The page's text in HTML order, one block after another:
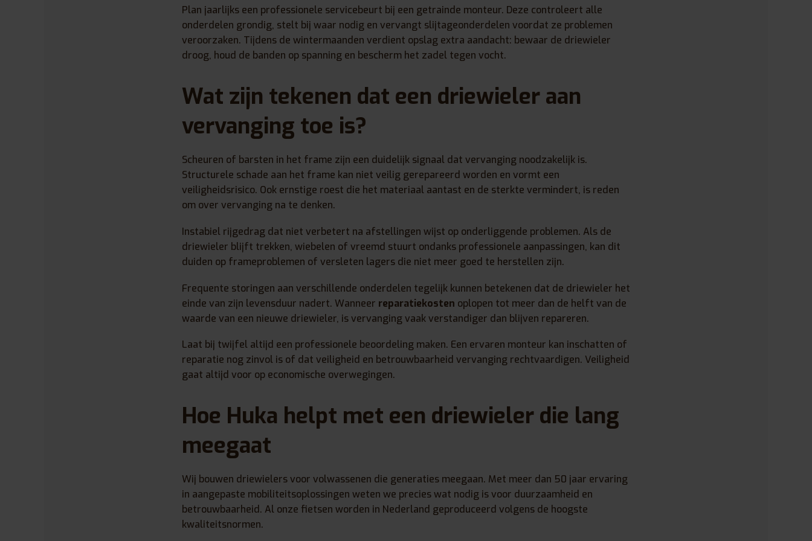
Plan jaarlijks een professionele servicebeurt bij een getrainde monteur. Deze controleert alle
onderdelen grondig, stelt bij waar nodig en vervangt slijtageonderdelen voordat ze problemen
veroorzaken. Tijdens de wintermaanden verdient opslag extra aandacht: bewaar de driewieler
droog, houd de banden op spanning en bescherm het zadel tegen vocht.
Wat zijn tekenen dat een driewieler aan
vervanging toe is?
Scheuren of barsten in het frame zijn een duidelijk signaal dat vervanging noodzakelijk is.
Structurele schade aan het frame kan niet veilig gerepareerd worden en vormt een
veiligheidsrisico. Ook ernstige roest die het materiaal aantast en de sterkte vermindert, is reden
om over vervanging na te denken.
Instabiel rijgedrag dat niet verbetert na afstellingen wijst op onderliggende problemen. Als de
driewieler blijft trekken, wiebelen of vreemd stuurt ondanks professionele aanpassingen, kan dit
duiden op frameproblemen of versleten lagers die niet meer goed te herstellen zijn.
Frequente storingen aan verschillende onderdelen tegelijk kunnen betekenen dat de driewieler het
einde van zijn levensduur nadert. Wanneer reparatiekosten oplopen tot meer dan de helft van de
waarde van een nieuwe driewieler, is vervanging vaak verstandiger dan blijven repareren.
Laat bij twijfel altijd een professionele beoordeling maken. Een ervaren monteur kan inschatten of
reparatie nog zinvol is of dat veiligheid en betrouwbaarheid vervanging rechtvaardigen. Veiligheid
gaat altijd voor op economische overwegingen.
Hoe Huka helpt met een driewieler die lang
meegaat
Wij bouwen driewielers voor volwassenen die generaties meegaan. Met meer dan 50 jaar ervaring
in aangepaste mobiliteitsoplossingen weten we precies wat nodig is voor duurzaamheid en
betrouwbaarheid. Al onze fietsen worden in Nederland geproduceerd volgens de hoogste
kwaliteitsnormen.